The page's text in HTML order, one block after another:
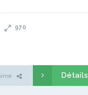
l’Université Catholique –
970
Détails